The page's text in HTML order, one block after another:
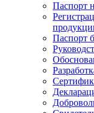
Паспорт
Паспорт